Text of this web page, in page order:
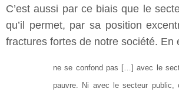
C’est aussi par ce biais que le
qu’il permet, par sa position
fractures fortes de notre société.
ne se confond pas […] avec le
pauvre. Ni avec le secteur public,